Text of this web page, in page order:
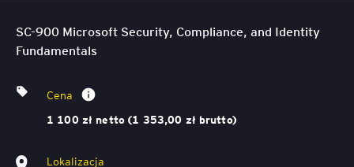
SC-900 Microsoft Security, Compliance, and Identity
Fundamentals
Cena
1 100 zł netto (1 353,00 zł brutto)
Lokalizacja